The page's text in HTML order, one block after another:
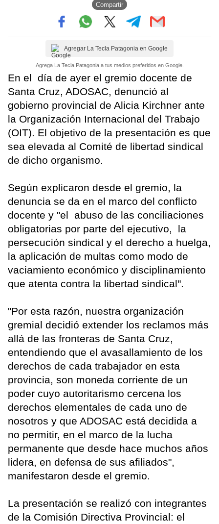
Compartir
Agregar La Tecla Patagonia en Google
Agrega La Tecla Patagonia a tus medios preferidos en Google.
En el día de ayer el gremio docente de
Santa Cruz, ADOSAC, denunció al
gobierno provincial de Alicia Kirchner ante
la Organización Internacional del Trabajo
(OIT). El objetivo de la presentación es que
sea elevada al Comité de libertad sindical
de dicho organismo.
Según explicaron desde el gremio, la
denuncia se da en el marco del conflicto
docente y "el abuso de las conciliaciones
obligatorias por parte del ejecutivo, la
persecución sindical y el derecho a huelga,
la aplicación de multas como modo de
vaciamiento económico y disciplinamiento
que atenta contra la libertad sindical".
"Por esta razón, nuestra organización
gremial decidió extender los reclamos más
allá de las fronteras de Santa Cruz,
entendiendo que el avasallamiento de los
derechos de cada trabajador en esta
provincia, son moneda corriente de un
poder cuyo autoritarismo cercena los
derechos elementales de cada uno de
nosotros y que ADOSAC está decidida a
no permitir, en el marco de la lucha
permanente que desde hace muchos años
lidera, en defensa de sus afiliados",
manifestaron desde el gremio.
La presentación se realizó con integrantes
de la Comisión Directiva Provincial: el